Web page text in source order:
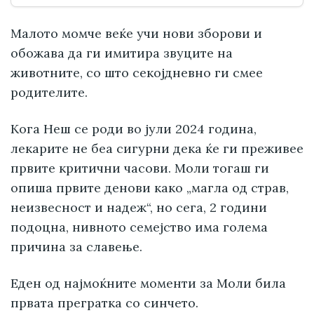
Малото момче веќе учи нови зборови и
обожава да ги имитира звуците на
животните, со што секојдневно ги смее
родителите.
Кога Неш се роди во јули 2024 година,
лекарите не беа сигурни дека ќе ги преживее
првите критични часови. Моли тогаш ги
опиша првите денови како „магла од страв,
неизвесност и надеж“, но сега, 2 години
подоцна, нивното семејство има голема
причина за славење.
Еден од најмоќните моменти за Моли била
првата прегратка со синчето.